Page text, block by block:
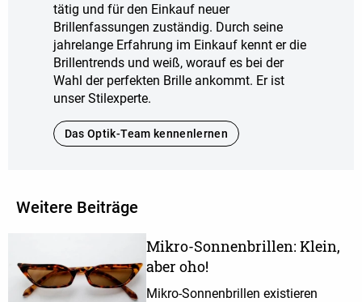
tätig und für den Einkauf neuer
Brillenfassungen zuständig. Durch seine
jahrelange Erfahrung im Einkauf kennt er die
Brillentrends und weiß, worauf es bei der
Wahl der perfekten Brille ankommt. Er ist
unser Stilexperte.
Das Optik-Team kennenlernen
Weitere Beiträge
Mikro-Sonnenbrillen: Klein,
aber oho!
Mikro-Sonnenbrillen existieren